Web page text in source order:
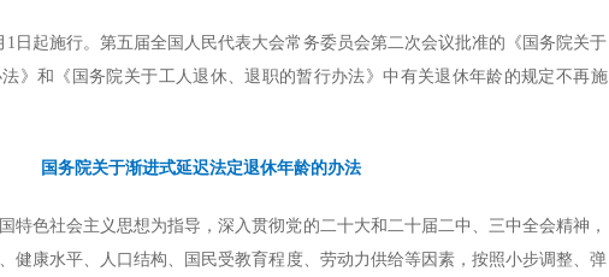
1日起施行。第五届全国人民代表大会常务委员会第二次会议批准的《国务院关于
》和《国务院关于工人退休、退职的暂行办法》中有关退休年龄的规定不再施
国务院关于渐进式延迟法定退休年龄的办法
特色社会主义思想为指导，深入贯彻党的二十大和二十届二中、三中全会精神，
健康水平、人口结构、国民受教育程度、劳动力供给等因素，按照小步调整、弹